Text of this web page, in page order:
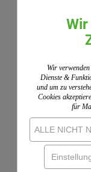
Kundenlogin
Mail-
Adresse
Neues Konto
Passwort
Wir
Dienste &
und um zu
Cookies
für
ALLE NICHT